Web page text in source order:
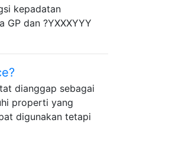
kepadatan
dan ?YXXXYYY
dianggap sebagai
properti yang
digunakan tetapi